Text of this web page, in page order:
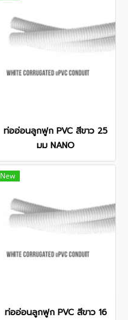
ท่ออ่อนลูกฟูก PVC สีขาว 25
มม NANO
New
ท่ออ่อนลูกฟูก PVC สีขาว 16